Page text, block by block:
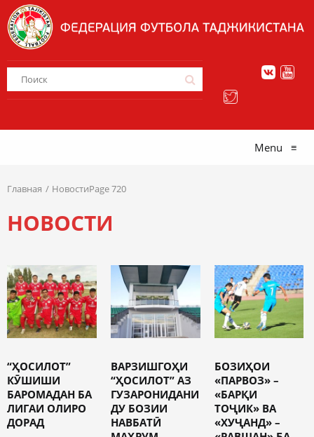
Menu ≡
Главная НовостиPage 720
НОВОСТИ
“ҲОСИЛОТ”
КӮШИШИ
БАРОМАДАН БА
ЛИГАИ ОЛИРО
ДОРАД
ВАРЗИШГОҲИ
“ҲОСИЛОТ” АЗ
ГУЗАРОНИДАНИ
ДУ БОЗИИ
НАВБАТӢ
БОЗИҲОИ
«ПАРВОЗ» –
«БАРҚИ
ТОҶИК» ВА
«ХУҶАНД» –